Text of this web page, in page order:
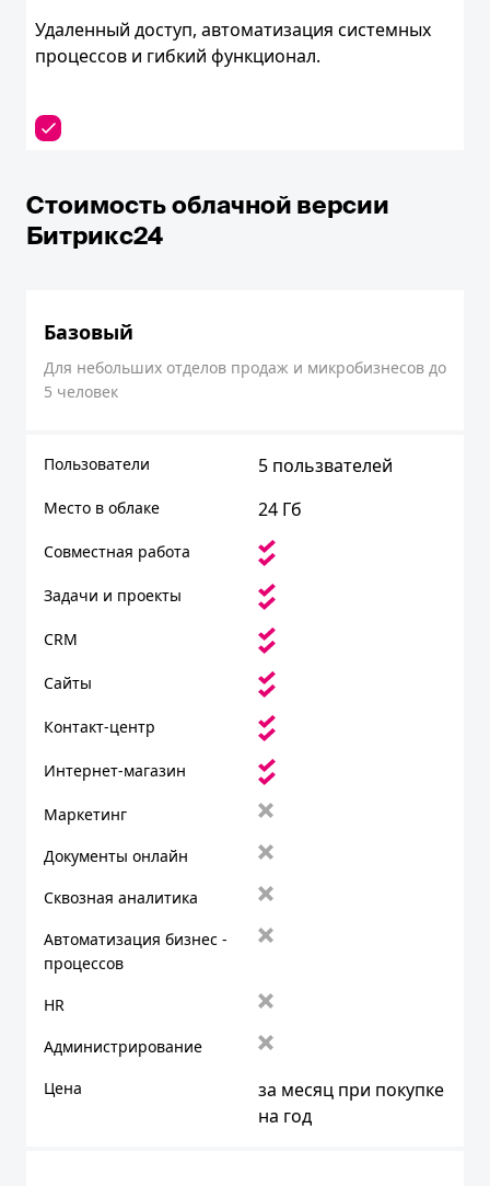
Удаленный доступ, автоматизация системных
процессов и гибкий функционал.
Стоимость облачной версии
Битрикс24
Базовый
Для небольших отделов продаж и микробизнесов до
5 человек
Пользователи 5 пользвателей
Место в облаке 24 Гб
Совместная работа
Задачи и проекты
CRM
Сайты
Контакт-центр
Интернет-магазин
Маркетинг
Документы онлайн
Сквозная аналитика
Автоматизация бизнес -
процессов
HR
Администрирование
Цена
за месяц при покупке
на год